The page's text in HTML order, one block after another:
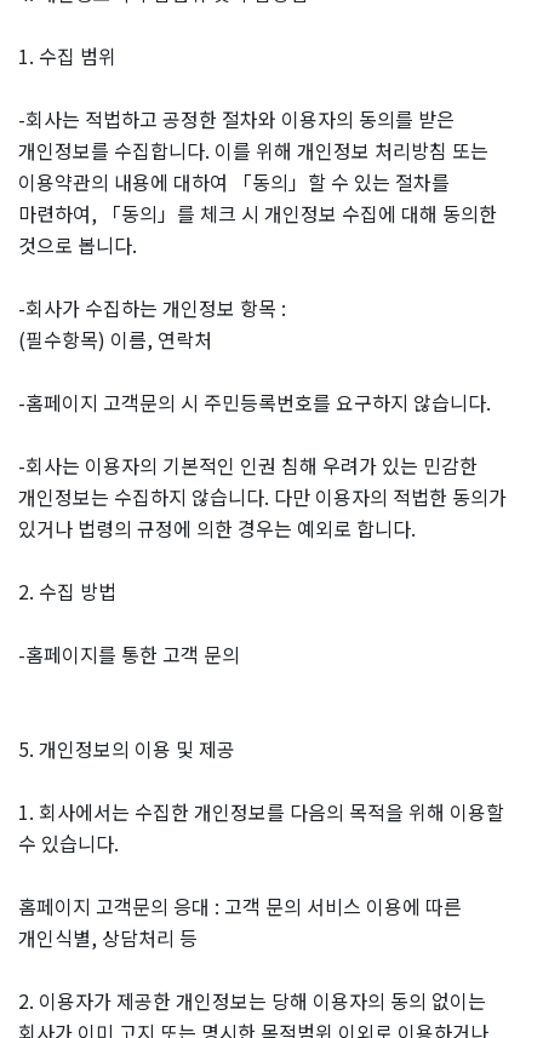
1. 수집 범위
-회사는 적법하고 공정한 절차와 이용자의 동의를 받은
개인정보를 수집합니다. 이를 위해 개인정보 처리방침 또는
이용약관의 내용에 대하여 「동의」할 수 있는 절차를
마련하여, 「동의」를 체크 시 개인정보 수집에 대해 동의한
것으로 봅니다.
-회사가 수집하는 개인정보 항목 :
(필수항목) 이름, 연락처
-홈페이지 고객문의 시 주민등록번호를 요구하지 않습니다.
-회사는 이용자의 기본적인 인권 침해 우려가 있는 민감한
개인정보는 수집하지 않습니다. 다만 이용자의 적법한 동의가
있거나 법령의 규정에 의한 경우는 예외로 합니다.
2. 수집 방법
-홈페이지를 통한 고객 문의
5. 개인정보의 이용 및 제공
1. 회사에서는 수집한 개인정보를 다음의 목적을 위해 이용할
수 있습니다.
홈페이지 고객문의 응대 : 고객 문의 서비스 이용에 따른
개인식별, 상담처리 등
2. 이용자가 제공한 개인정보는 당해 이용자의 동의 없이는